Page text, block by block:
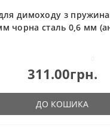
димоходу з
чорна сталь 0,6 мм
311.00грн.
ДО КОШИКА